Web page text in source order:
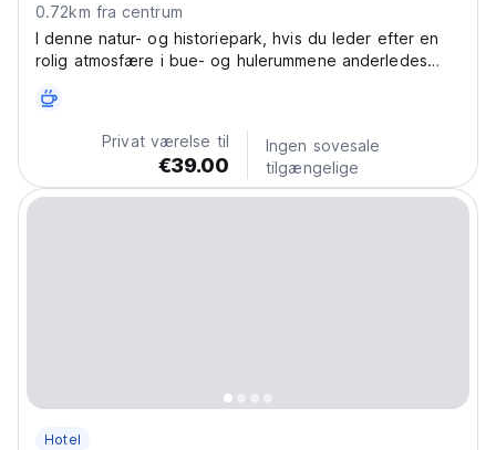
0.72km fra centrum
I denne natur- og historiepark, hvis du leder efter en
rolig atmosfære i bue- og hulerummene anderledes
glæde være vært for dig på Nature Park Cave Hotel &
Privat værelse til
€39.00
Ingen sovesale
tilgængelige
Hotel